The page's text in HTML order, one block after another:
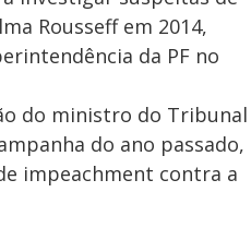
Rousseff em 2014,
da PF no
do ministro do Tribunal
do ano passado,
impeachment contra a